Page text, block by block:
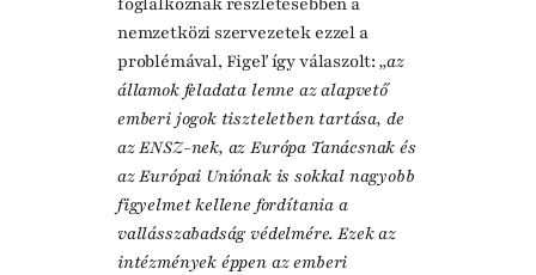
nemzetközi szervezetek ezzel a
problémával, Figeľ így válaszolt: „az
államok feladata lenne az alapvető
emberi jogok tiszteletben tartása, de
az ENSZ-nek, az Európa Tanácsnak és
az Európai Uniónak is sokkal nagyobb
figyelmet kellene fordítania a
vallásszabadság védelmére. Ezek az
intézmények éppen az emberi